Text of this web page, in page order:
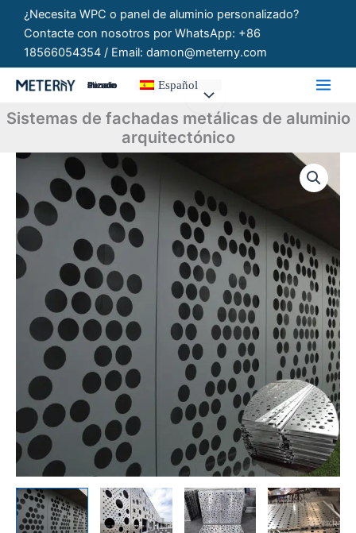
contenido
¿Necesita WPC o panel de aluminio personalizado?
Contacte con nosotros por WhatsApp: +86
18566054354 / Email: damon@meterny.com
Paneles Personalizados Español
Sistemas de fachadas metálicas de aluminio
arquitectónico